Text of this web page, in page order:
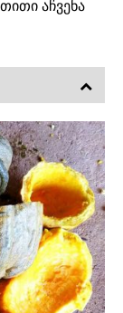
აჩვენა